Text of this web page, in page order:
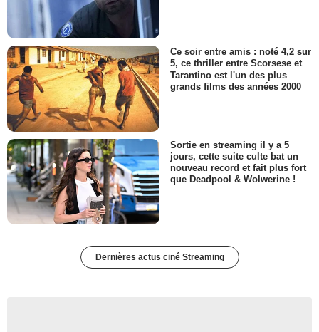
Ce soir entre amis : noté 4,2 sur
5, ce thriller entre Scorsese et
Tarantino est l'un des plus
grands films des années 2000
Sortie en streaming il y a 5
jours, cette suite culte bat un
nouveau record et fait plus fort
que Deadpool & Wolwerine !
Dernières actus ciné Streaming